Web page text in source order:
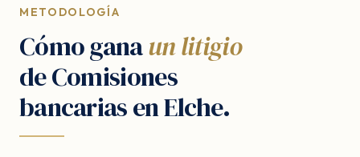
METODOLOGÍA
Cómo ganaun litigio
de Comisiones
bancarias en Elche.